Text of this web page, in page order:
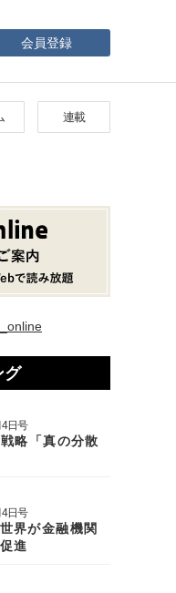
会員登録
連載
グ
日号
略「真の分散
日号
界が金融機関
進